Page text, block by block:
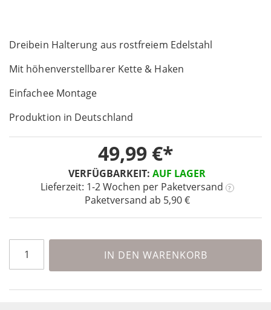
Dreibein Halterung aus rostfreiem Edelstahl
Mit höhenverstellbarer Kette & Haken
Einfachee Montage
Produktion in Deutschland
VERFÜGBARKEIT: AUF LAGER
Lieferzeit: 1-2 Wochen per Paketversand ?
Paketversand ab 5,90 €
49,99 €
IN DEN WARENKORB
gallery
to
beginning
the
images
gallery